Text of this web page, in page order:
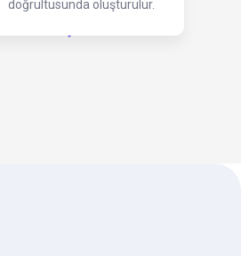
doğrultusunda oluşturulur.